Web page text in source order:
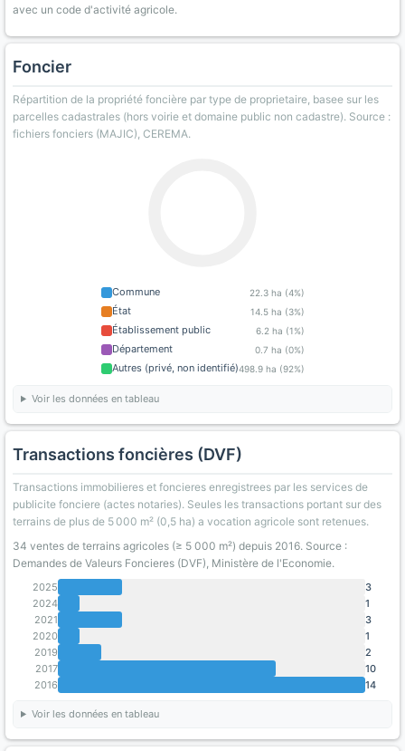
avec un code d'activité agricole.
Foncier
Répartition de la propriété foncière par type de proprietaire, basee sur les
parcelles cadastrales (hors voirie et domaine public non cadastre). Source :
fichiers fonciers (MAJIC), CEREMA.
Commune 22.3 ha (4%)
État 14.5 ha (3%)
Établissement public 6.2 ha (1%)
Département 0.7 ha (0%)
Autres (privé, non identifié)498.9 ha (92%)
Voir les données en tableau
Transactions foncières (DVF)
Transactions immobilieres et foncieres enregistrees par les services de
publicite fonciere (actes notaries). Seules les transactions portant sur des
terrains de plus de 5 000 m² (0,5 ha) a vocation agricole sont retenues.
34 ventes de terrains agricoles (≥ 5 000 m²) depuis 2016. Source :
Demandes de Valeurs Foncieres (DVF), Ministère de l'Economie.
2025
3
2024
1
2021
3
2020
1
2019
2
2017
10
2016
14
Voir les données en tableau